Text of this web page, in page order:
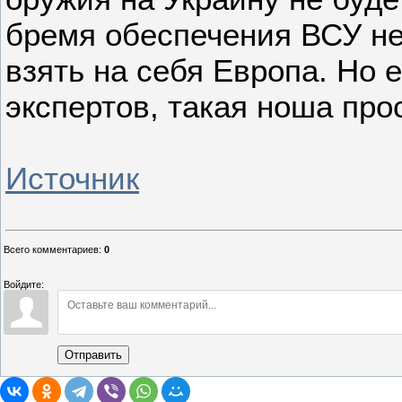
бремя обеспечения ВСУ
взять на себя Европа. Но
экспертов, такая ноша
Источник
Всего комментариев: 0
Войдите:
Отправить